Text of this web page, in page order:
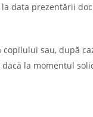
data prezentării
sau, după
la momentul